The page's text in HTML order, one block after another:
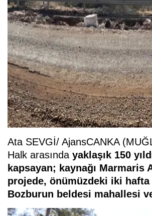
Ata SEVGİ/ AjansCANKA
Halk arasında yaklaşık 150
kapsayan; kaynağı Marmaris
projede, önümüzdeki iki
Bozburun beldesi mahallesi